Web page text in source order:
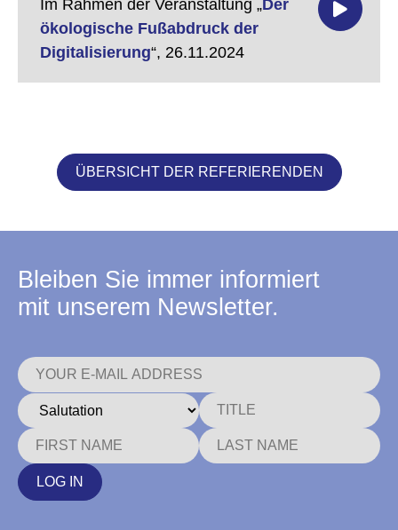
Im Rahmen der Veranstaltung „Der
ökologische Fußabdruck der
Digitalisierung“, 26.11.2024
ÜBERSICHT DER REFERIERENDEN
Bleiben Sie immer informiert
mit unserem Newsletter.
LOG IN